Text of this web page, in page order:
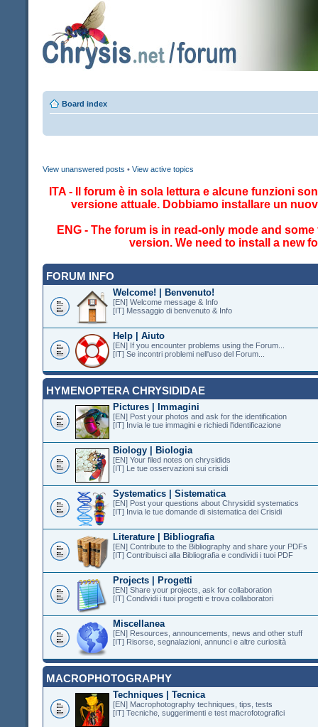
Board index
View unanswered posts • View active topics
ITA - Il forum è in sola lettura e alcune funzioni
versione attuale. Dobbiamo installare un
ENG - The forum is in read-only mode and
version. We need to install a new
FORUM INFO
Welcome! | Benvenuto!
[EN] Welcome message & Info
[IT] Messaggio di benvenuto & Info
Help | Aiuto
[EN] If you encounter problems using the Forum...
[IT] Se incontri problemi nell'uso del Forum...
HYMENOPTERA CHRYSIDIDAE
Pictures | Immagini
[EN] Post your photos and ask for the identification
[IT] Invia le tue immagini e richiedi l'identificazione
Biology | Biologia
[EN] Your filed notes on chrysidids
[IT] Le tue osservazioni sui crisidi
Systematics | Sistematica
[EN] Post your questions about Chrysidid systematics
[IT] Invia le tue domande di sistematica dei Crisidi
Literature | Bibliografia
[EN] Contribute to the Bibliography and share your PDFs
[IT] Contribuisci alla Bibliografia e condividi i tuoi PDF
Projects | Progetti
[EN] Share your projects, ask for collaboration
[IT] Condividi i tuoi progetti e trova collaboratori
Miscellanea
[EN] Resources, announcements, news and other stuff
[IT] Risorse, segnalazioni, annunci e altre curiosità
MACROPHOTOGRAPHY
Techniques | Tecnica
[EN] Macrophotography techniques, tips, tests
[IT] Tecniche, suggerimenti e test macrofotografici